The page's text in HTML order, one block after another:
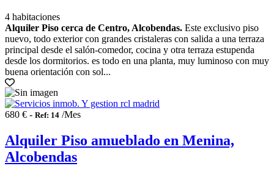
4 habitaciones
Alquiler Piso cerca de Centro, Alcobendas. Este exclusivo piso
nuevo, todo exterior con grandes cristaleras con salida a una terraza
principal desde el salón-comedor, cocina y otra terraza estupenda
desde los dormitorios. es todo en una planta, muy luminoso con muy
buena orientación con sol...
680 € - Ref: 14 /Mes
Alquiler Piso amueblado en Menina,
Alcobendas